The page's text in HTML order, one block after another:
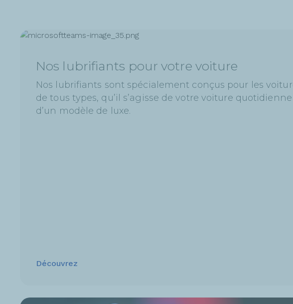
Nos lubrifiants pour votre voiture
Nos lubrifiants sont spécialement conçus pour les
de tous types, qu’il s’agisse de votre voiture
d’un modèle de luxe.
Découvrez